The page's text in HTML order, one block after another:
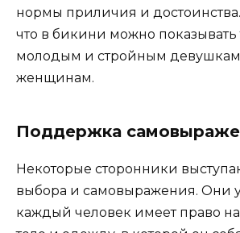
нормы приличия и
что в бикини можно показывать
молодым и стройным
женщинам.
Поддержка
Некоторые сторонники
выбора и самовыражения. Они
каждый человек имеет право